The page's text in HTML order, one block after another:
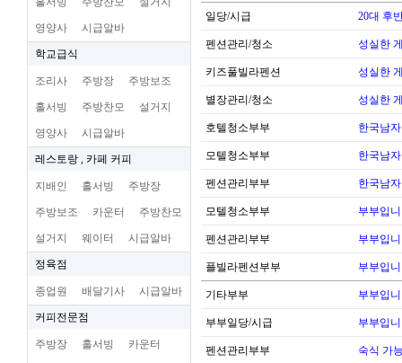
영양사 시급알바
학교급식
조리사 주방장 주방보조
홀서빙 주방찬모 설거지
영양사 시급알바
레스토랑 , 카페 커피
지배인 홀서빙 주방장
주방보조 카운터 주방찬모
설거지 웨이터 시급알바
정육점
종업원 배달기사 시급알바
커피전문점
주방장 홀서빙 카운터
일당/시급 20대 후
펜션관리/청소 성실한
키즈풀빌라펜션 성실한
별장관리/청소 성실한
호텔청소부부 한국남
모텔청소부부 한국남
펜션관리부부 한국남
모텔청소부부 부부입
펜션관리부부 부부입
플빌라펜션부부 부부입
기타부부 부부입
부부일당/시급 부부입
펜션관리부부 숙식 가